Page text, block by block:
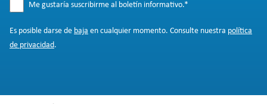
Me gustaría suscribirme al boletín informativo.*
Es posible darse de baja en cualquier momento. Consulte nuestra política
de privacidad.